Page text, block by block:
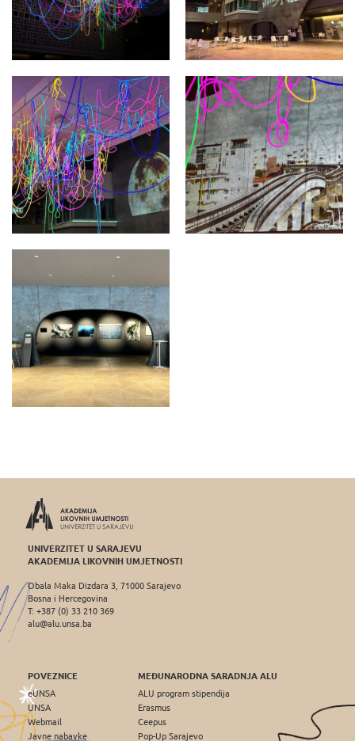
UNIVERZITET U SARAJEVU
AKADEMIJA LIKOVNIH UMJETNOSTI
Obala Maka Dizdara 3, 71000 Sarajevo
Bosna i Hercegovina
T: +387 (0) 33 210 369
alu@alu.unsa.ba
POVEZNICE
eUNSA
UNSA
Webmail
Javne nabavke
MEĐUNARODNA SARADNJA ALU
ALU program stipendija
Erasmus
Ceepus
Pop-Up Sarajevo